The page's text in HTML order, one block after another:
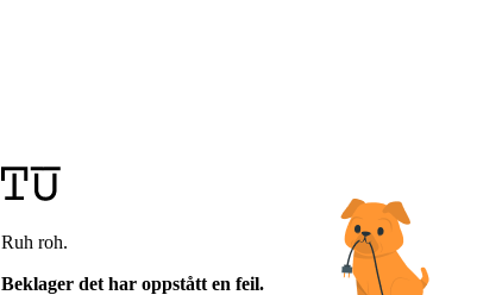
Ruh roh.
Beklager det har oppstått en feil.